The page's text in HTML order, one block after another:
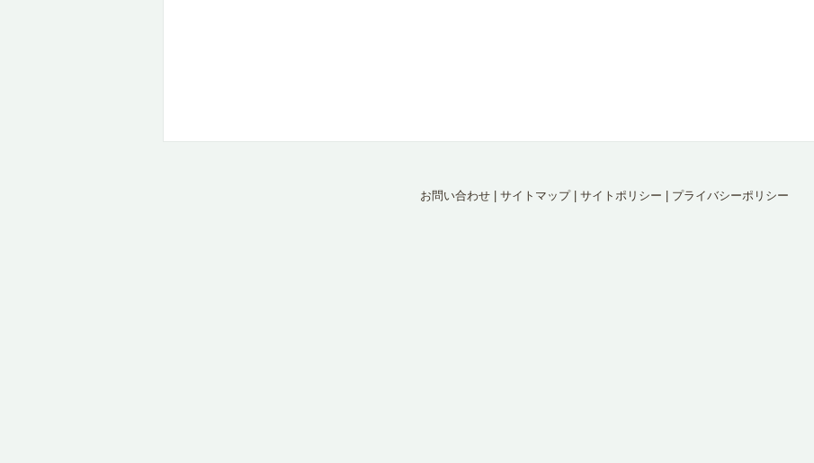
お問い合わせ サイトマップ| サイトポリシー
プライバシーポリシー